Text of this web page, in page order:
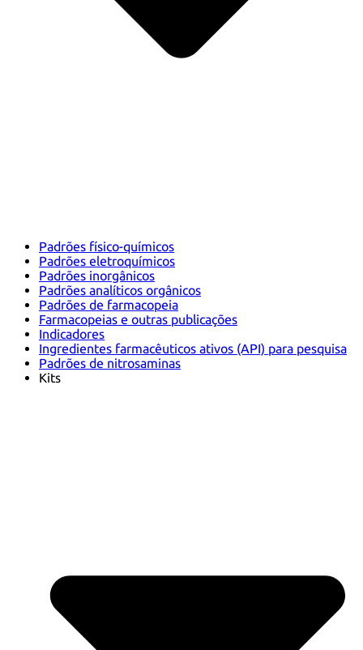
Padrões físico-químicos
Padrões eletroquímicos
Padrões inorgânicos
Padrões analíticos orgânicos
Padrões de farmacopeia
Farmacopeias e outras publicações
Indicadores
Ingredientes farmacêuticos ativos (API) para pesquisa
Padrões de nitrosaminas
Kits